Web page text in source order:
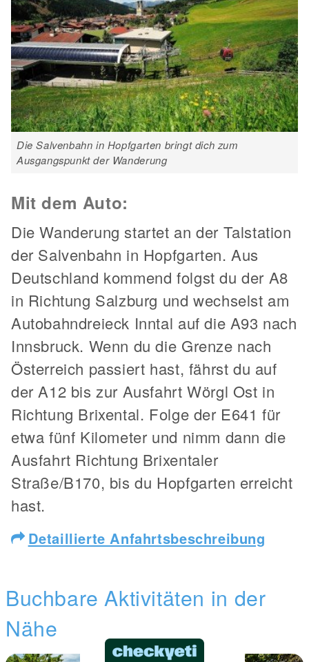
Die Salvenbahn in Hopfgarten bringt dich zum
Ausgangspunkt der Wanderung
Mit dem Auto:
Die Wanderung startet an der Talstation
der Salvenbahn in Hopfgarten. Aus
Deutschland kommend folgst du der A8
in Richtung Salzburg und wechselst am
Autobahndreieck Inntal auf die A93 nach
Innsbruck. Wenn du die Grenze nach
Österreich passiert hast, fährst du auf
der A12 bis zur Ausfahrt Wörgl Ost in
Richtung Brixental. Folge der E641 für
etwa fünf Kilometer und nimm dann die
Ausfahrt Richtung Brixentaler
Straße/B170, bis du Hopfgarten erreicht
hast.
Detaillierte Anfahrtsbeschreibung
Buchbare Aktivitäten in der
Nähe